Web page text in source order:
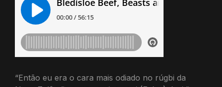
“Então eu era o cara mais odiado no rúgbi da